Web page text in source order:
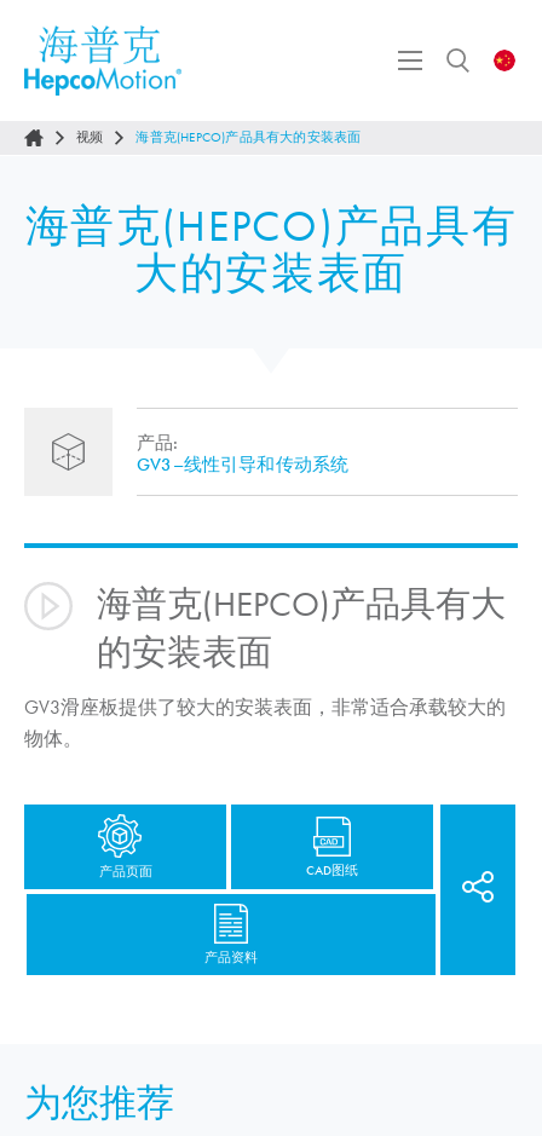
视频 海普克(HEPCO)产品具有大的安装表面
海普克(HEPCO)产品具有
大的安装表面
产品:
GV3–线性引导和传动系统
海普克(HEPCO)产品具有大
的安装表面
GV3滑座板提供了较大的安装表面，非常适合承载较大的
物体。
产品页面 CAD图纸
产品资料
为您推荐